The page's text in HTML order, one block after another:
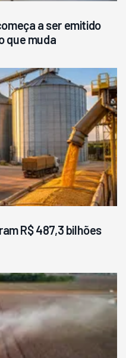
a ser emitido
que muda
R$ 487,3 bilhões